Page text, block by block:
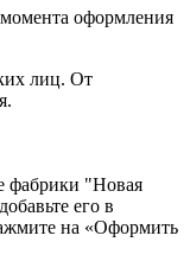
момента оформления
лиц. От
фабрики "Новая
его в
на «Оформить